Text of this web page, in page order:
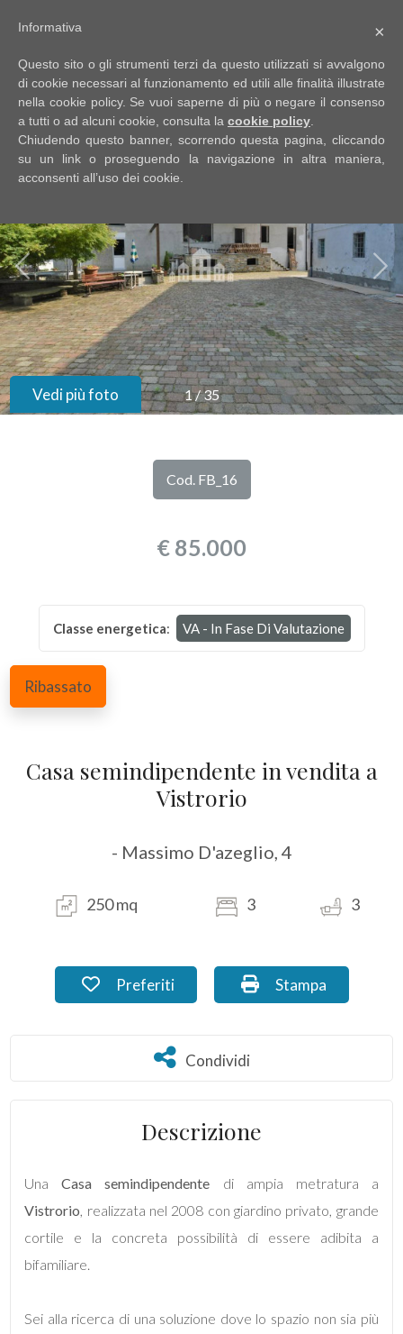
1/35
Vedi più foto
Cod. FB_16
€ 85.000
Classe energetica: VA - In Fase Di Valutazione
Ribassato
Casa semindipendente in vendita a
Vistrorio
- Massimo D'azeglio, 4
250 mq 3 3
Preferiti: Cod. FB_16
Preferiti Stampa: Cod.
Stampa
Condividi
Condividi
Descrizione
UnaCasa semindipendente di ampia metratura a
Vistrorio, realizzata nel 2008 con giardino privato, grande
cortile e la concreta possibilità di essere adibita a
bifamiliare.
Sei alla ricerca di una soluzione dove lo spazio non sia più
EN
HOME
SIAMO
IMMOBILI
SERVIZI
DICONO
CONTATTI
Contratto
Qualsiasi
Vendita
Affitto
Scegli
dove
cercare
Commerciali
Industriali
Totale
mq
×
Informativa
Questo sito o gli strumenti terzi da questo utilizzati si avvalgono
di cookie necessari al funzionamento ed utili alle finalità illustrate
nella cookie policy. Se vuoi saperne di più o negare il consenso
a tutti o ad alcuni cookie, consulta la cookie policy
Chiudendo questo banner, scorrendo questa pagina, cliccando
su un link o proseguendo la navigazione in altra maniera,
acconsenti all’uso dei cookie.